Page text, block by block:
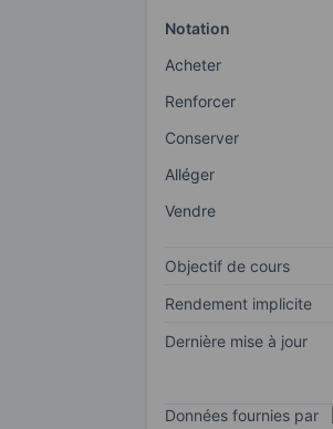
Notation
Acheter
Renforcer
Conserver
Alléger
Vendre
Objectif de cours
Rendement implicite
Dernière mise à jour
Données fournies par